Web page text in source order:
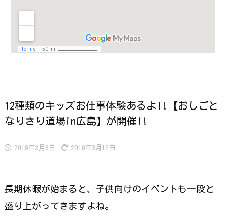
12種類のキッズお仕事体験あるよ!!【おしごと
なりきり道場in広島】が開催!!
2019年3月8日 2019年3月12日
長期休暇が始まると、子供向けのイベントも一段と
盛り上がってきますよね。